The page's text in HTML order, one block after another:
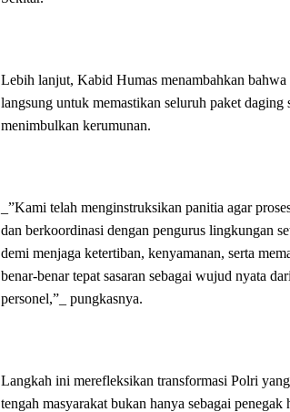
Lebih lanjut, Kabid Humas menambahkan
langsung untuk memastikan seluruh paket daging
menimbulkan kerumunan.
_”Kami telah menginstruksikan panitia agar
dan berkoordinasi dengan pengurus lingkungan
demi menjaga ketertiban, kenyamanan, serta
benar-benar tepat sasaran sebagai wujud nyata
personel,”_ pungkasnya.
Langkah ini merefleksikan transformasi Polri
tengah masyarakat bukan hanya sebagai